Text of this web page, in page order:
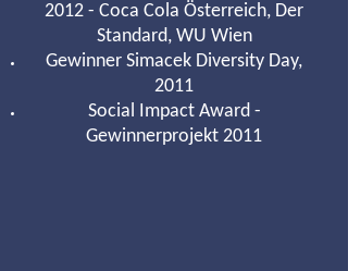
2012 - Coca Cola Österreich, Der
Standard, WU Wien
Gewinner Simacek Diversity Day,
2011
Social Impact Award -
Gewinnerprojekt 2011